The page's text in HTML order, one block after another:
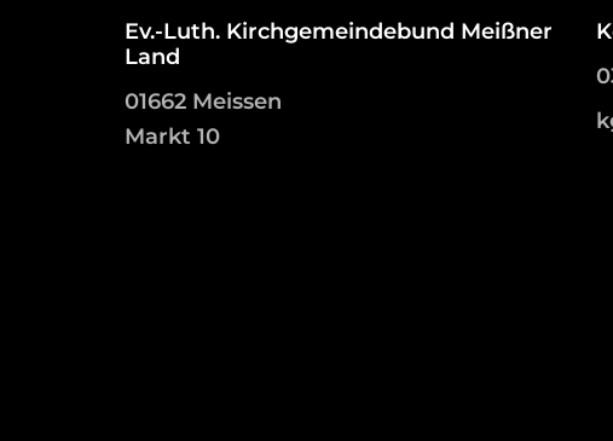
Ev.-Luth. Kirchgemeindebund Meißner
Land
01662 Meissen
Markt 10